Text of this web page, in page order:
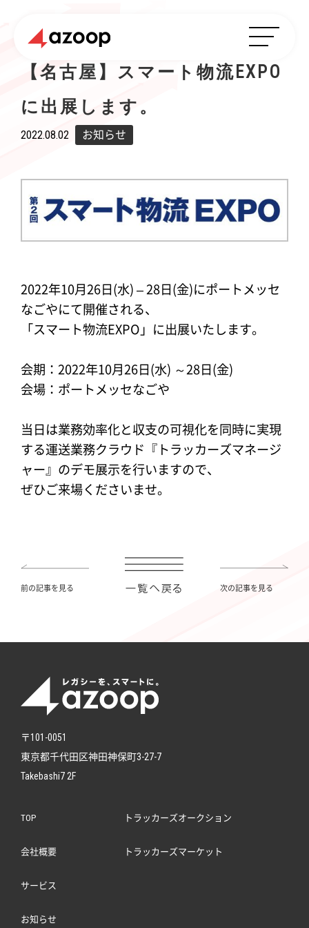
【名古屋】スマート物流EXPO
に出展します。
2022.08.02 お知らせ
2022年10月26日(水) – 28日(金)にポートメッセ
なごやにて開催される、
「スマート物流EXPO」に出展いたします。
会期：2022年10月26日(水) ～28日(金)
会場：ポートメッセなごや
当日は業務効率化と収支の可視化を同時に実現
する運送業務クラウド『トラッカーズマネージ
ャー』のデモ展示を行いますので、
ぜひご来場くださいませ。
前の記事を見る 次の記事を見る
〒101-0051
東京都千代田区神田神保町3-27-7
Takebashi7 2F
TOP
会社概要
サービス
お知らせ
トラッカーズオークション
トラッカーズマーケット